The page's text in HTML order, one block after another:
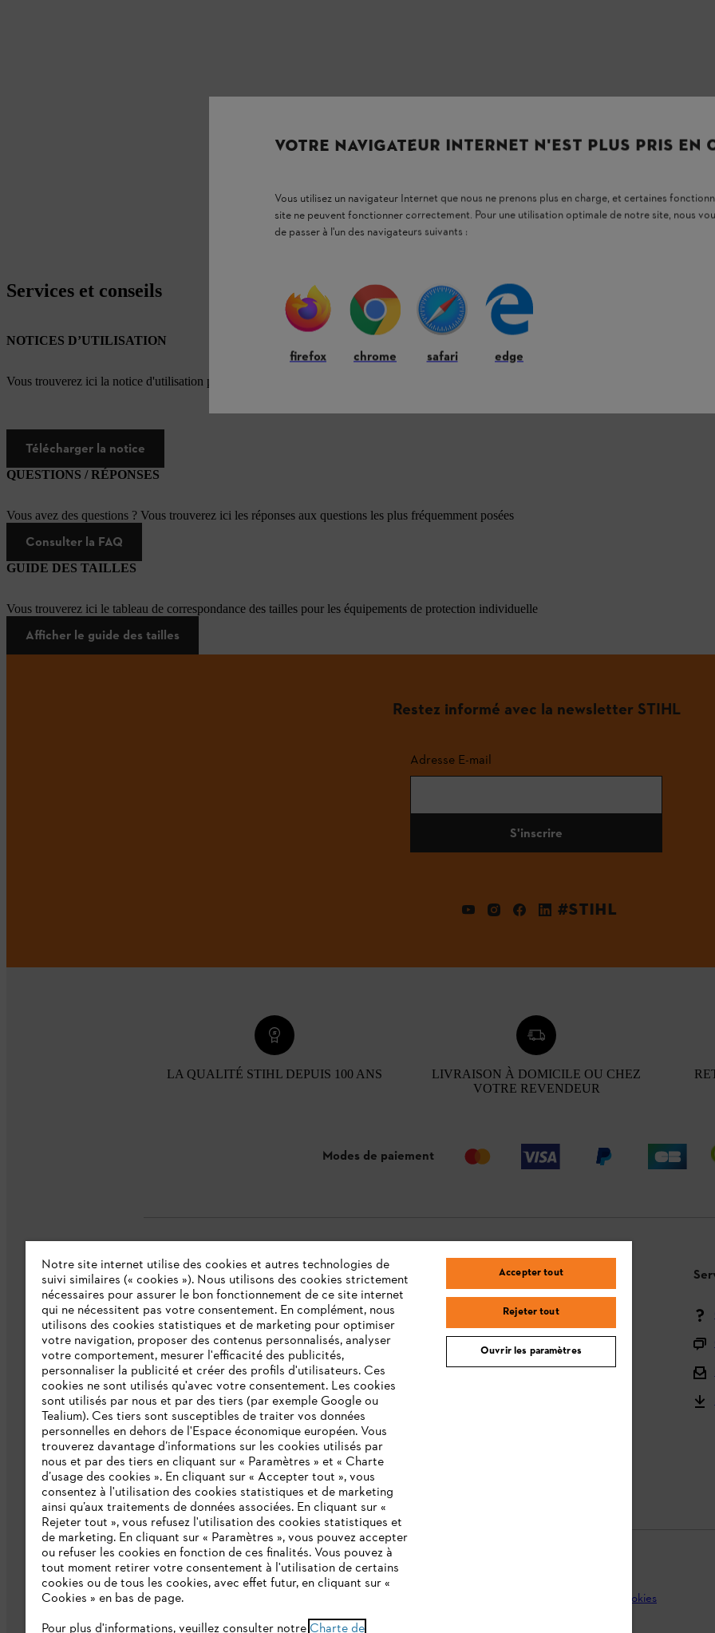
Services et conseils
NOTICES D’UTILISATION
Vous trouverez ici la notice d'utilisation pour ce produit STIHL
Télécharger la notice
QUESTIONS / RÉPONSES
Vous avez des questions ? Vous trouverez ici les réponses aux questions les plus fréquemment posées
Consulter la FAQ
GUIDE DES TAILLES
Vous trouverez ici le tableau de correspondance des tailles pour les équipements de protection individuelle
Afficher le guide des tailles
Restez informé avec la newsletter STIHL
Adresse E-mail
S'inscrire
#STIHL
LA QUALITÉ STIHL DEPUIS 100 ANS
LIVRAISON À DOMICILE OU CHEZ
VOTRE REVENDEUR
Modes de paiement
L'Entreprise
Collections STIHL
Qui sommes-nous ?
Presse
Ligne Intégrité STIHL
Programme partenaire STIHL
Déclaration d'accessibilité
Questions / Réponses
Moyens de paiement
Droit de rétractation et retour
Conditions Générales de Vente Cookies
VOTRE NAVIGATEUR INTERNET N'EST PLUS PRIS EN
Vous utilisez un navigateur Internet que nous ne prenons plus en charge, et certaines
site ne peuvent fonctionner correctement. Pour une utilisation optimale de notre site, nous
de passer à l'un des navigateurs suivants :
firefox chrome safari edge
Notre site internet utilise des cookies et autres technologies de
suivi similaires (« cookies »). Nous utilisons des cookies strictement
nécessaires pour assurer le bon fonctionnement de ce site internet
qui ne nécessitent pas votre consentement. En complément, nous
utilisons des cookies statistiques et de marketing pour optimiser
votre navigation, proposer des contenus personnalisés, analyser
votre comportement, mesurer l'efficacité des publicités,
personnaliser la publicité et créer des profils d'utilisateurs. Ces
cookies ne sont utilisés qu'avec votre consentement. Les cookies
sont utilisés par nous et par des tiers (par exemple Google ou
Tealium). Ces tiers sont susceptibles de traiter vos données
personnelles en dehors de l'Espace économique européen. Vous
trouverez davantage d’informations sur les cookies utilisés par
nous et par des tiers en cliquant sur « Paramètres » et « Charte
d’usage des cookies ». En cliquant sur « Accepter tout », vous
consentez à l'utilisation des cookies statistiques et de marketing
ainsi qu’aux traitements de données associées. En cliquant sur «
Rejeter tout », vous refusez l'utilisation des cookies statistiques et
de marketing. En cliquant sur « Paramètres », vous pouvez accepter
ou refuser les cookies en fonction de ces finalités. Vous pouvez à
tout moment retirer votre consentement à l'utilisation de certains
cookies ou de tous les cookies, avec effet futur, en cliquant sur «
Cookies » en bas de page.
Pour plus d'informations, veuillez consulter notre Charte de
Accepter tout
Rejeter tout
Ouvrir les paramètres